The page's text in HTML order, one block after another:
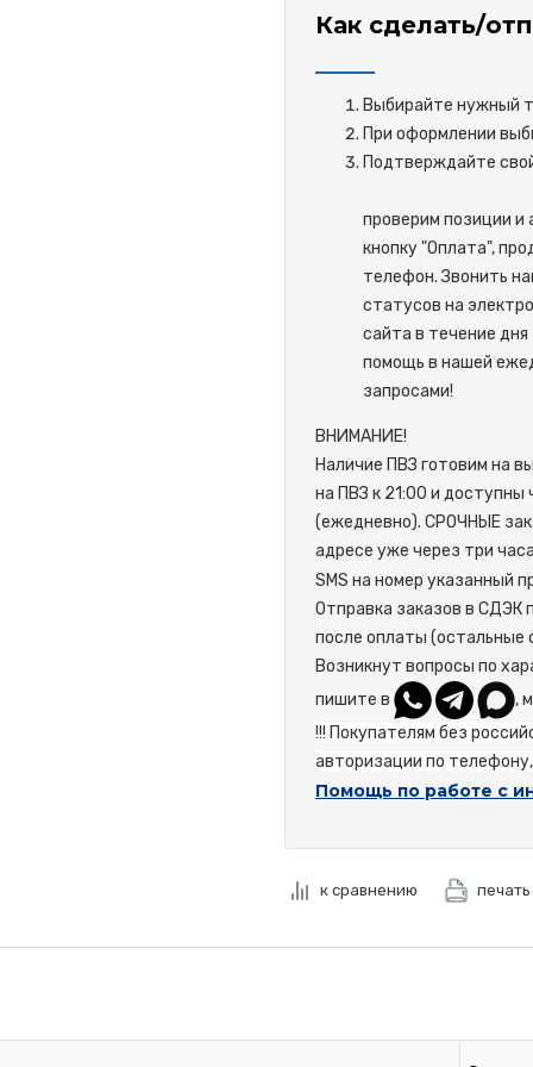
Как сделать/
Выбирайте нужный
При оформлении
проверим позиции и
кнопку "Оплата",
телефон. Звонить
статусов на
сайта в течение
помощь в нашей
запросами!
ВНИМАНИЕ!
Наличие ПВЗ готовим на
на ПВЗ к 21:00 и
(ежедневно). СРОЧНЫЕ
адресе уже через три
SMS на номер указанный
Отправка заказов в СДЭК
после оплаты (остальные
Возникнут вопросы по
пишите в
,
!!! Покупателям без
авторизации по
Помощь по работе с
к сравнению печать